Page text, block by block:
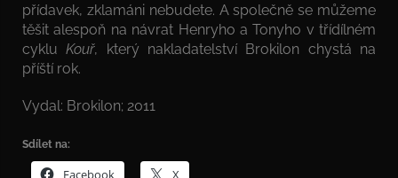
přídavek, zklamáni nebudete. A společně se můžeme
těšit alespoň na návrat Henryho a Tonyho v třídílném
cykluKouř, který nakladatelství Brokilon chystá na
příští rok.
Vydal: Brokilon; 2011
Sdílet na:
Facebook X